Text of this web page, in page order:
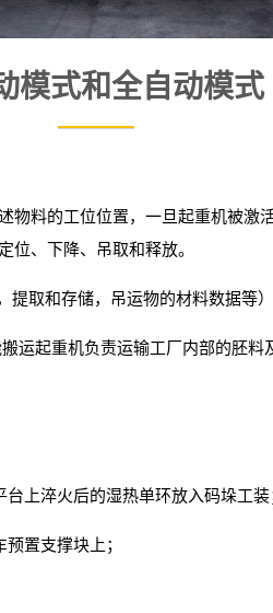
模式和全自动模式
料的工位位置，一旦起重机被激
位、下降、吊取和释放。
取和存储，吊运物的材料数据等）
运起重机负责运输工厂内部的胚料
上淬火后的湿热单环放入码垛工装
置支撑块上；